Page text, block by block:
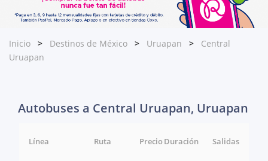
Inicio Destinos de México Uruapan
Central
Uruapan
Autobuses a Central Uruapan, Uruapan
Línea Ruta Salidas
Duración
Precio